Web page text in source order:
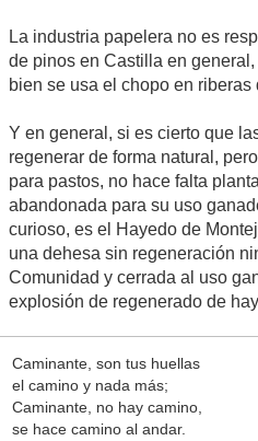
La industria papelera no es
de pinos en Castilla en
bien se usa el chopo en riberas
Y en general, si es cierto que
regenerar de forma natural,
para pastos, no hace falta
abandonada para su uso
curioso, es el Hayedo de
una dehesa sin regeneración
Comunidad y cerrada al uso
explosión de regenerado de
Caminante, son tus huellas
el camino y nada más;
Caminante, no hay camino,
se hace camino al andar.